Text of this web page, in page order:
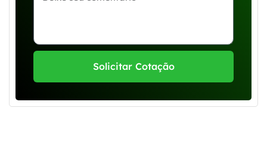
Solicitar Cotação